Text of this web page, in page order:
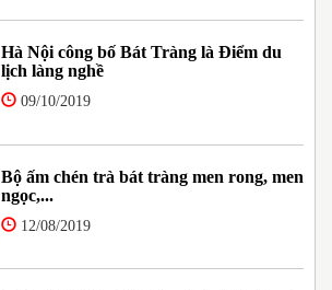
Hà Nội công bố Bát Tràng là Điểm du
lịch làng nghề
09/10/2019
Bộ ấm chén trà bát tràng men rong, men
ngọc,...
12/08/2019